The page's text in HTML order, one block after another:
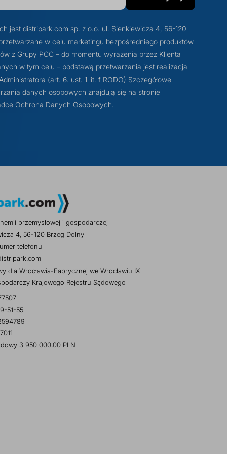
jest distripark.com sp. z o.o. ul. Sienkiewicza 4, 56-120
w celu marketingu bezpośredniego produktów
z Grupy PCC – do momentu wyrażenia przez Klienta
w tym celu – podstawą przetwarzania jest realizacja
(art. 6. ust. 1 lit. f RODO) Szczegółowe
danych osobowych znajdują się na stronie
Ochrona Danych Osobowych.
przemysłowej i gospodarczej
4, 56-120 Brzeg Dolny
telefonu
dla Wrocławia-Fabrycznej we Wrocławiu IX
Krajowego Rejestru Sądowego
51-55
3 950 000,00 PLN